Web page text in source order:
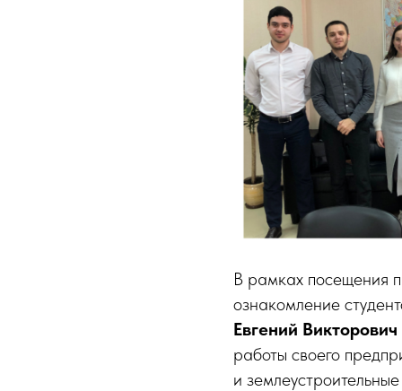
В рамках посещения
ознакомление
Евгений Викторович
работы своего
и